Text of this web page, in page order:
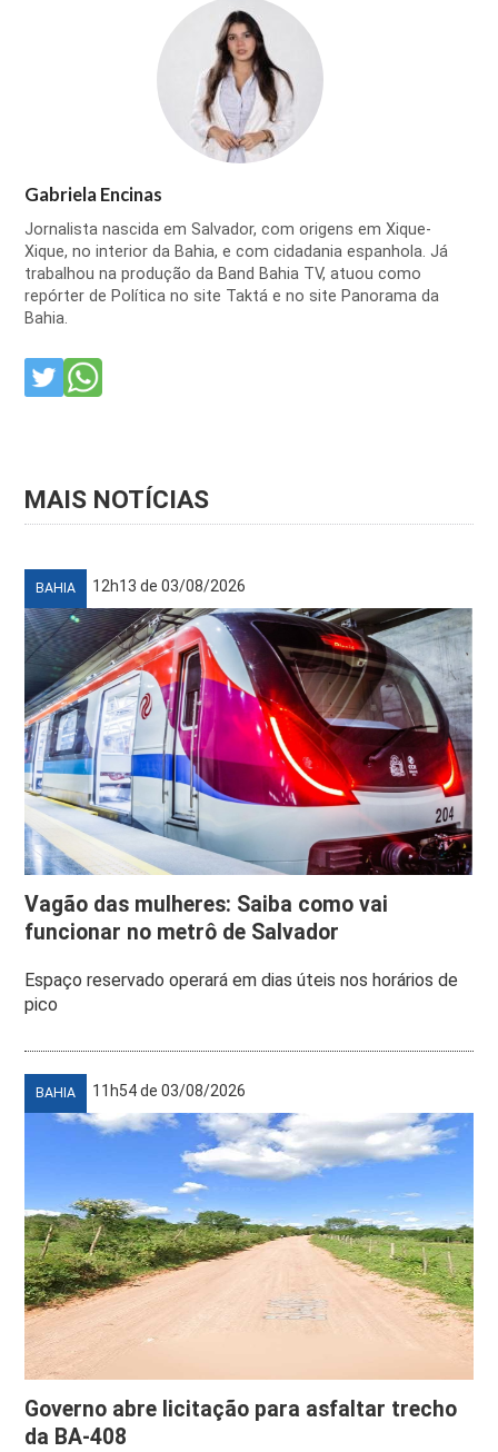
Gabriela Encinas
Jornalista nascida em Salvador, com origens em Xique-
Xique, no interior da Bahia, e com cidadania espanhola. Já
trabalhou na produção da Band Bahia TV, atuou como
repórter de Política no site Taktá e no site Panorama da
Bahia.
MAIS NOTÍCIAS
BAHIA 12h13 de 03/08/2026
Vagão das mulheres: Saiba como vai
funcionar no metrô de Salvador
Espaço reservado operará em dias úteis nos horários de
pico
BAHIA 11h54 de 03/08/2026
Governo abre licitação para asfaltar trecho
da BA-408